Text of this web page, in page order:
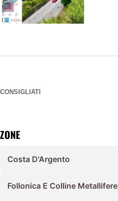
CONSIGLIATI
ZONE
Costa D'Argento
Follonica E Colline Metallifere